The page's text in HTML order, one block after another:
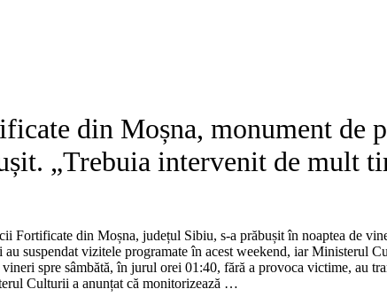
din Moșna, monument de
„Trebuia intervenit de mult
Fortificate din Moșna, județul Sibiu, s-a prăbușit în noaptea de
suspendat vizitele programate în acest weekend, iar
spre sâmbătă, în jurul orei 01:40, fără a provoca victime, au
Culturii a anunțat că monitorizează …